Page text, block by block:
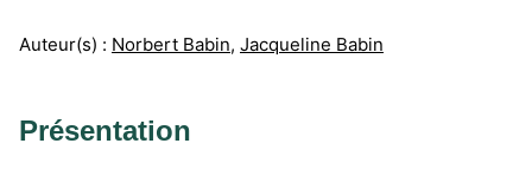
Auteur(s) : Norbert Babin, Jacqueline Babin
Présentation